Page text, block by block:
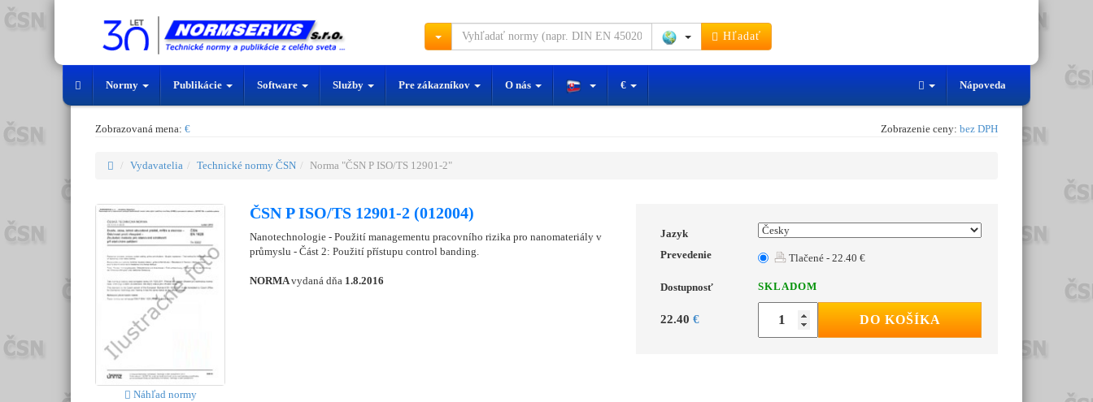
Hľadať
Normy Publikácie Software Služby Pre zákazníkov O nás € Nápoveda
Zobrazovaná mena: € Zobrazenie ceny: bez DPH
Vydavatelia Technické normy ČSN Norma "ČSN P ISO/TS 12901-2"
Náhľad normy
ČSN P ISO/TS 12901-2 (012004)
Nanotechnologie - Použití managementu pracovního rizika pro nanomateriály v
průmyslu - Část 2: Použití přístupu control banding.
NORMAvydaná dňa 1.8.2016
Jazyk
Prevedenie
Tlačené - 22.40 €
Dostupnosť SKLADOM
22.40 € DO KOŠÍKA